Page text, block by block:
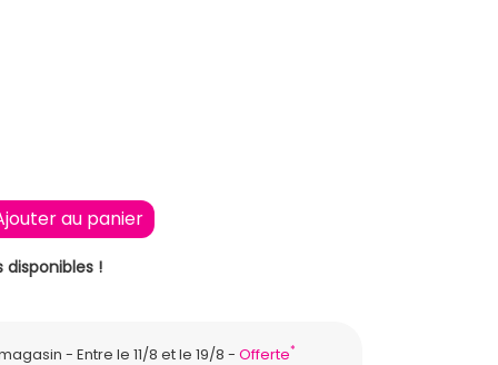
au panier
disponibles !
Entre le 11/8 et le 19/8 Offerte*